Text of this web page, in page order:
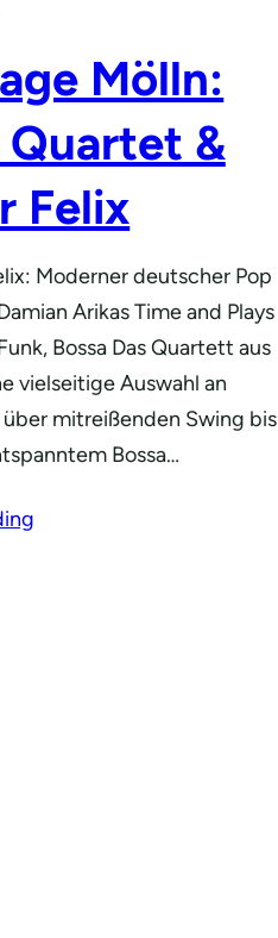
Mölln:
Quartet &
Felix
Moderner deutscher Pop
Arikas Time and Plays
Bossa Das Quartett aus
vielseitige Auswahl an
mitreißenden Swing bis
Bossa…